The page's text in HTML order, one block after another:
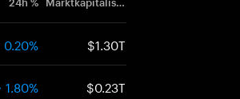
0.20% $1.30T
1.80% $0.23T